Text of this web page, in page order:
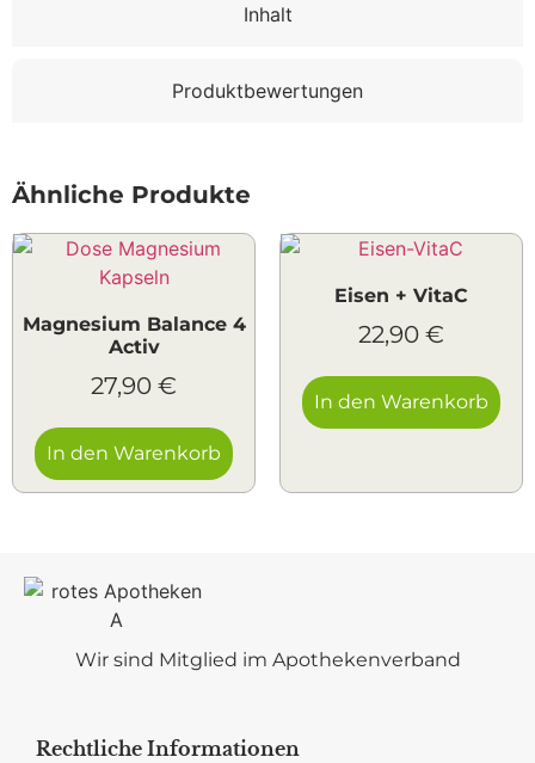
Inhalt
Produktbewertungen
Ähnliche Produkte
Magnesium Balance 4
Activ
27,90 €
In den Warenkorb
Eisen + VitaC
22,90 €
In den Warenkorb
Wir sind Mitglied im Apothekenverband
Rechtliche Informationen